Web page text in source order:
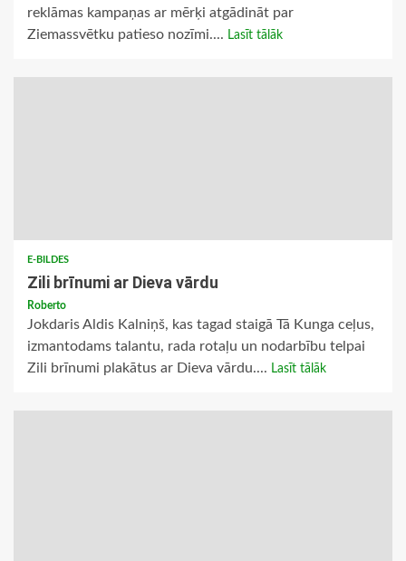
reklāmas kampaņas ar mērķi atgādināt par
Ziemassvētku patieso nozīmi.... Lasīt tālāk
E-BILDES
Zili brīnumi ar Dieva vārdu
Roberto
Jokdaris Aldis Kalniņš, kas tagad staigā Tā Kunga ceļus,
izmantodams talantu, rada rotaļu un nodarbību telpai
Zili brīnumi plakātus ar Dieva vārdu.... Lasīt tālāk